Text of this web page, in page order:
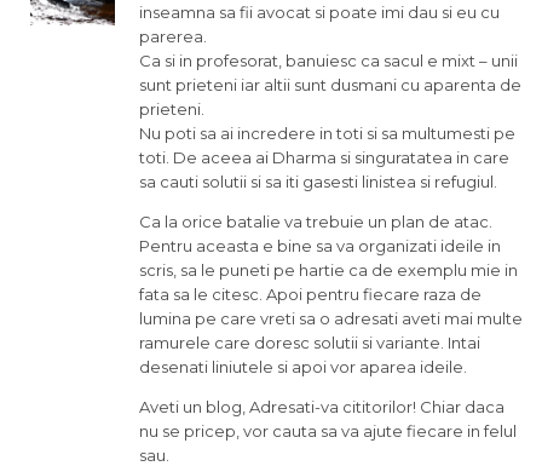
inseamna sa fii avocat si poate imi dau si eu cu
parerea.
Ca si in profesorat, banuiesc ca sacul e mixt – unii
sunt prieteni iar altii sunt dusmani cu aparenta de
prieteni.
Nu poti sa ai incredere in toti si sa multumesti pe
toti. De aceea ai Dharma si singuratatea in care
sa cauti solutii si sa iti gasesti linistea si refugiul.
Ca la orice batalie va trebuie un plan de atac.
Pentru aceasta e bine sa va organizati ideile in
scris, sa le puneti pe hartie ca de exemplu mie in
fata sa le citesc. Apoi pentru fiecare raza de
lumina pe care vreti sa o adresati aveti mai multe
ramurele care doresc solutii si variante. Intai
desenati liniutele si apoi vor aparea ideile.
Aveti un blog, Adresati-va cititorilor! Chiar daca
nu se pricep, vor cauta sa va ajute fiecare in felul
sau.